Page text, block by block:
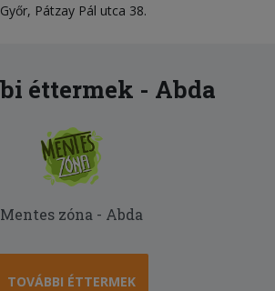
Pátzay Pál utca 38.
éttermek - Abda
Mentes zóna - Abda
TOVÁBBI ÉTTERMEK